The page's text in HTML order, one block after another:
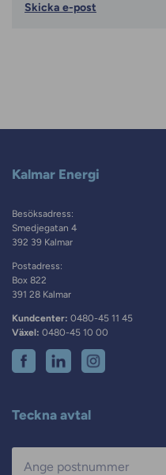
Skicka e-post
Kalmar Energi
Besöksadress:
Smedjegatan 4
392 39 Kalmar
Postadress:
Box 822
391 28 Kalmar
Kundcenter: 0480-45 11 45
Växel: 0480-45 10 00
Teckna avtal